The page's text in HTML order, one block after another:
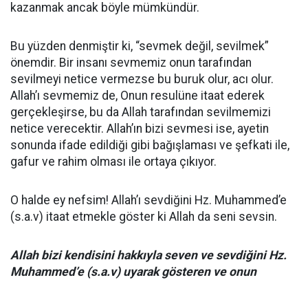
kazanmak ancak böyle mümkündür.
Bu yüzden denmiştir ki, “sevmek değil, sevilmek”
önemdir. Bir insanı sevmemiz onun tarafından
sevilmeyi netice vermezse bu buruk olur, acı olur.
Allah’ı sevmemiz de, Onun resulüne itaat ederek
gerçekleşirse, bu da Allah tarafından sevilmemizi
netice verecektir. Allah’ın bizi sevmesi ise, ayetin
sonunda ifade edildiği gibi bağışlaması ve şefkati ile,
gafur ve rahim olması ile ortaya çıkıyor.
O halde ey nefsim! Allah’ı sevdiğini Hz. Muhammed’e
(s.a.v) itaat etmekle göster ki Allah da seni sevsin.
Allah bizi kendisini hakkıyla seven ve sevdiğini Hz.
Muhammed’e (s.a.v) uyarak gösteren ve onun